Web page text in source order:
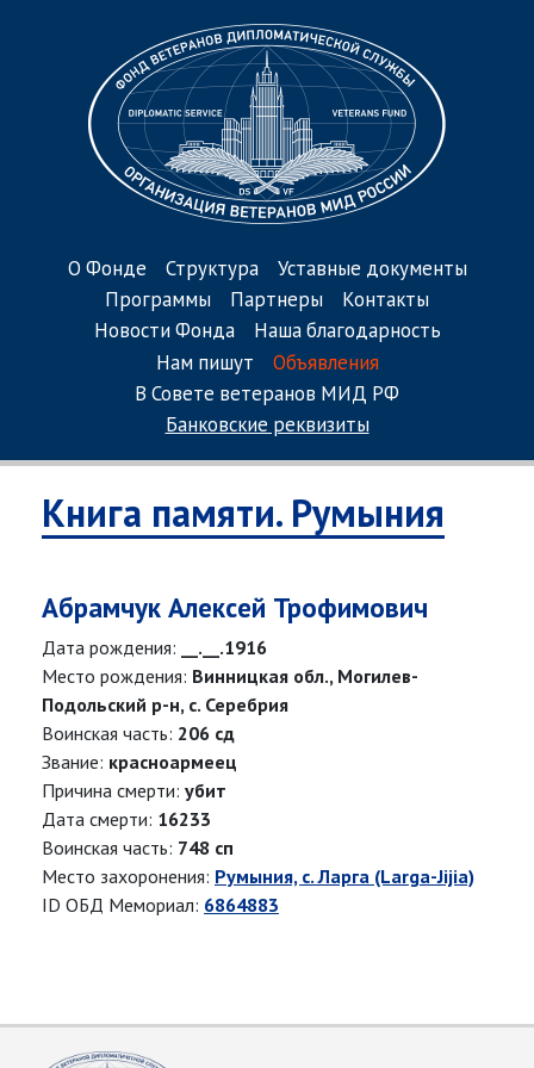
О Фонде Структура
Уставные документы
Программы
Партнеры
Контакты
Новости Фонда
Наша благодарность
Нам пишут
Объявления
В Совете ветеранов МИД РФ
Банковские реквизиты
Книга памяти. Румыния
Абрамчук Алексей Трофимович
Дата рождения:
__.__.1916
Место рождения: Винницкая обл., Могилев-
Подольский р-н, с. Серебрия
Воинская часть: 206 сд
Звание: красноармеец
Причина смерти: убит
Дата смерти: 16233
Воинская часть: 748 сп
Место захоронения: Румыния, с. Ларга (Larga-Jijia)
ID ОБД Мемориал: 6864883